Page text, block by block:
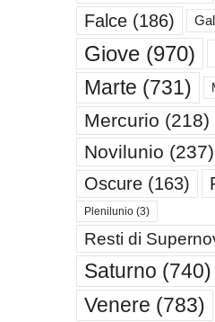
Falce(186)
Giove(970)
Marte (731)
Mercurio (218)
Novilunio (237)
Oscure(163)
Plenilunio(3)
Resti di
Saturno (740)
Venere (783)